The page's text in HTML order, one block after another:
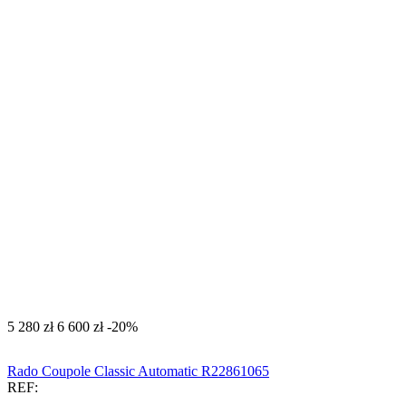
‍5 280‍ zł ‍6 600‍ zł -20%
Rado Coupole Classic Automatic R22861065
REF: